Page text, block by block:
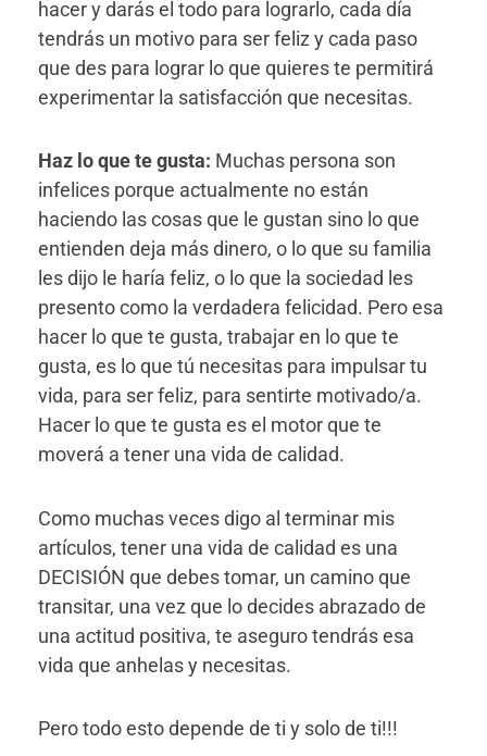
hacer y darás el todo para lograrlo, cada día
tendrás un motivo para ser feliz y cada paso
que des para lograr lo que quieres te permitirá
experimentar la satisfacción que necesitas.
Haz lo que te gusta: Muchas persona son
infelices porque actualmente no están
haciendo las cosas que le gustan sino lo que
entienden deja más dinero, o lo que su familia
les dijo le haría feliz, o lo que la sociedad les
presento como la verdadera felicidad. Pero esa
hacer lo que te gusta, trabajar en lo que te
gusta, es lo que tú necesitas para impulsar tu
vida, para ser feliz, para sentirte motivado/a.
Hacer lo que te gusta es el motor que te
moverá a tener una vida de calidad.
Como muchas veces digo al terminar mis
artículos, tener una vida de calidad es una
DECISIÓN que debes tomar, un camino que
transitar, una vez que lo decides abrazado de
una actitud positiva, te aseguro tendrás esa
vida que anhelas y necesitas.
Pero todo esto depende de ti y solo de ti!!!